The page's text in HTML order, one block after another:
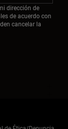
dirección de
de acuerdo con
cancelar la